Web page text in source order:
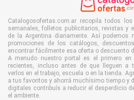
Catalogosofertas.com.ar recopila todos
semanales, folletos publicitarios, revistas y
de la Argentina diariamente. Así podemos
promociones de los catálogos,
encontrar fácilmente esa oferta o descuento
A menudo nuestro portal es el primero
recientes, incluso antes de que lleguen a
verlos en el trabajo, escuela o en la tienda.
a tus favoritos y ahorrá muchísimo tiempo y
digitales contribuís a reducir el desperdicio
el ambiente.